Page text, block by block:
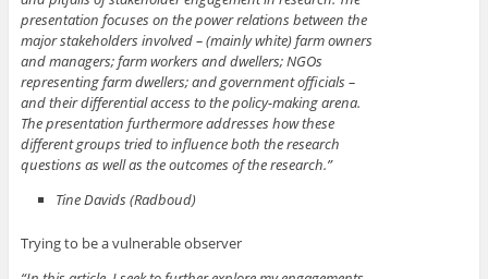
presentation focuses on the power relations between the
major stakeholders involved – (mainly white) farm owners
and managers; farm workers and dwellers; NGOs
representing farm dwellers; and government officials –
and their differential access to the policy-making arena.
The presentation furthermore addresses how these
different groups tried to influence both the research
questions as well as the outcomes of the research.”
Tine Davids (Radboud)
Trying to be a vulnerable observer